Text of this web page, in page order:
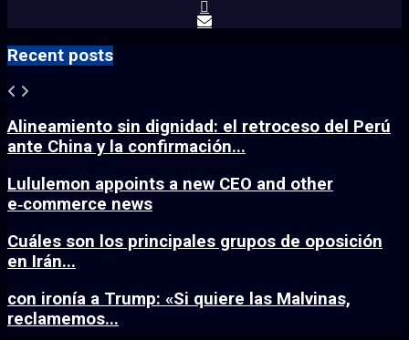
Recent posts
Alineamiento sin dignidad: el retroceso del Perú
ante China y la confirmación...
Lululemon appoints a new CEO and other
e‑commerce news
Cuáles son los principales grupos de oposición
en Irán...
con ironía a Trump: «Si quiere las Malvinas,
reclamemos...